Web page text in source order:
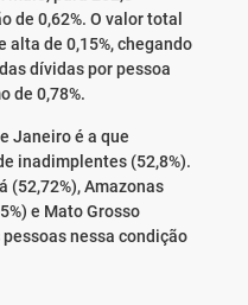
de 0,62%. O valor total
alta de 0,15%, chegando
dívidas por pessoa
de 0,78%.
Janeiro é a que
inadimplentes (52,8%).
(52,72%), Amazonas
e Mato Grosso
nessa condição